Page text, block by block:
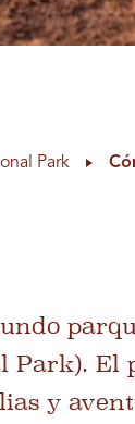
Park
Park). El
y